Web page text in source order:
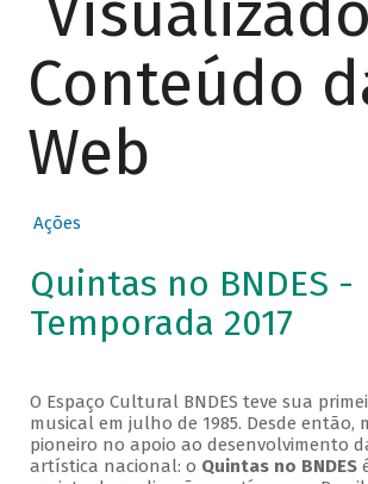
Conteúdo
Web
Ações
Quintas no BNDES -
Temporada 2017
O Espaço Cultural BNDES teve sua
musical em julho de 1985. Desde então,
pioneiro no apoio ao desenvolvimento
artística nacional: o Quintas no BNDES